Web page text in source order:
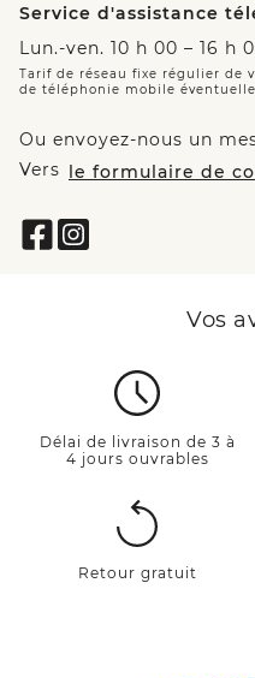
Service d'assistance
Lun.-ven. 10 h 00 – 16 h
Tarif de réseau fixe régulier de
de téléphonie mobile
Ou envoyez-nous un
Vers le formulaire de
Vos
Délai de livraison de 3 à
4 jours ouvrables
Retour gratuit